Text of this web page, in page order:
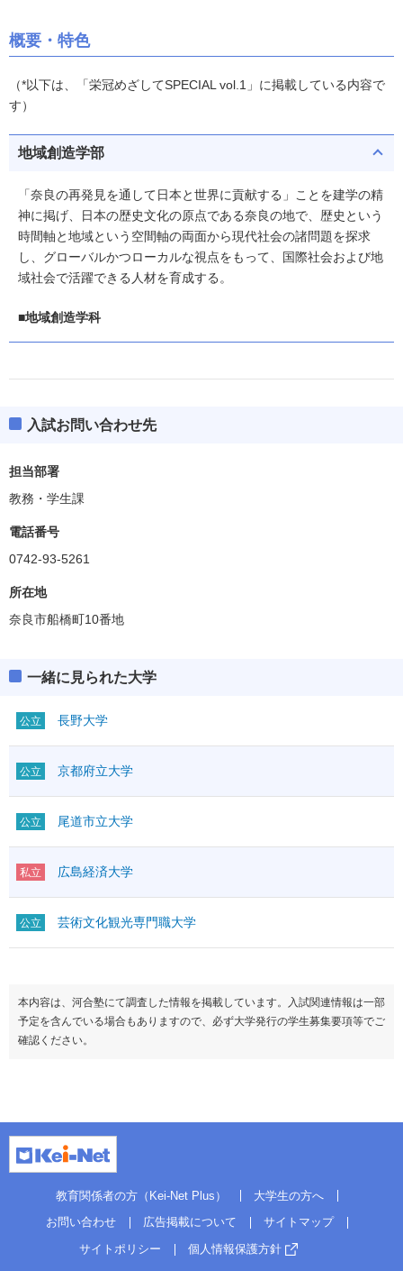
概要・特色
（*以下は、「栄冠めざしてSPECIAL vol.1」に掲載している内容で
す）
地域創造学部
「奈良の再発見を通して日本と世界に貢献する」ことを建学の精
神に掲げ、日本の歴史文化の原点である奈良の地で、歴史という
時間軸と地域という空間軸の両面から現代社会の諸問題を探求
し、グローバルかつローカルな視点をもって、国際社会および地
域社会で活躍できる人材を育成する。
■地域創造学科
入試お問い合わせ先
担当部署
教務・学生課
電話番号
0742-93-5261
所在地
奈良市船橋町10番地
一緒に見られた大学
公立 長野大学
公立 京都府立大学
公立 尾道市立大学
私立 広島経済大学
公立 芸術文化観光専門職大学
本内容は、河合塾にて調査した情報を掲載しています。入試関連情報は一部
予定を含んでいる場合もありますので、必ず大学発行の学生募集要項等でご
確認ください。
教育関係者の方（Kei-Net Plus）
大学生の方へ
お問い合わせ
広告掲載について
サイトマップ
サイトポリシー
個人情報保護方針